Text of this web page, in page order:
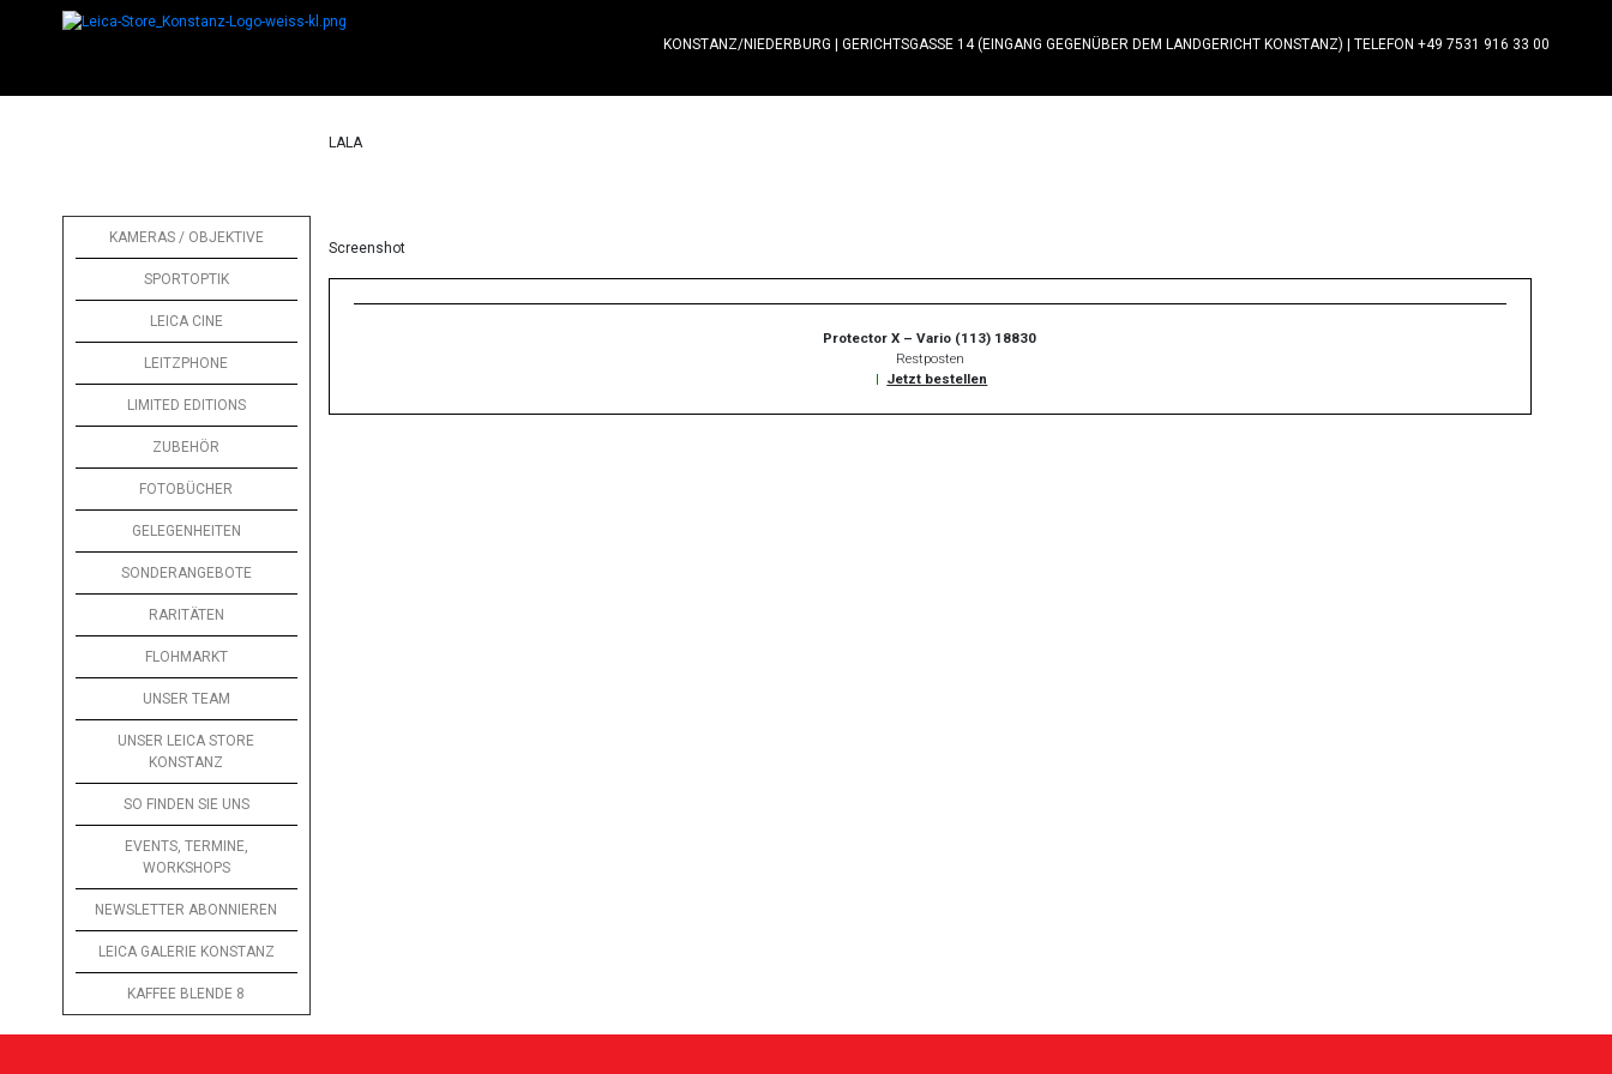
KONSTANZ/NIEDERBURG GERICHTSGASSE 14 (EINGANG GEGENÜBER DEM LANDGERICHT KONSTANZ) TELEFON +49 7531 916 33 00
KAMERAS / OBJEKTIVE
SPORTOPTIK
LEICA CINE
LEITZPHONE
LIMITED EDITIONS
ZUBEHÖR
FOTOBÜCHER
GELEGENHEITEN
SONDERANGEBOTE
RARITÄTEN
FLOHMARKT
UNSER TEAM
UNSER LEICA STORE
KONSTANZ
SO FINDEN SIE UNS
EVENTS, TERMINE,
WORKSHOPS
NEWSLETTER ABONNIEREN
LEICA GALERIE KONSTANZ
KAFFEE BLENDE 8
LALA
Screenshot
Protector X – Vario (113) 18830
Restposten
| Jetzt bestellen